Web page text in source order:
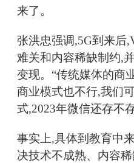
来了。
张洪忠强调,5G到来后
难关和内容稀缺制约,
变现。“传统媒体的商
商业模式也不行,我们
式,2023年微信还存不
事实上,具体到教育中
决技术不成熟、内容